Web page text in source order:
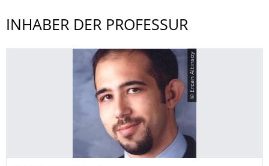
INHABER DER PROFESSUR
© Ercan Altinsoy